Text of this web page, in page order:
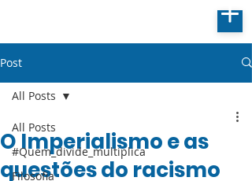
Post
All Posts
#Quem_divide_multiplica
Filosofia
All Posts
O Imperialismo e as
questões do racismo